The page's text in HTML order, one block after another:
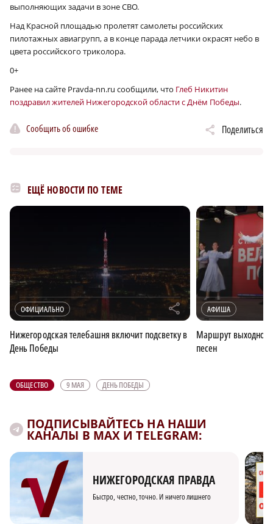
выполняющих задачи в зоне СВО.
Над Красной площадью пролетят самолеты российских
пилотажных авиагрупп, а в конце парада летчики окрасят небо в
цвета российского триколора.
0+
Ранее на сайте Pravda-nn.ru сообщили, что Глеб Никитин
поздравил жителей Нижегородской области с Днём Победы.
Сообщить об ошибке Поделиться
ЕЩЁ НОВОСТИ ПО ТЕМЕ
ОФИЦИАЛЬНО r
Нижегородская телебашня включит подсветку в
День Победы
АФИША
Маршрут выходного
песен
ОБЩЕСТВО 9 МАЯ ДЕНЬ ПОБЕДЫ
ПОДПИСЫВАЙТЕСЬ НА НАШИ
КАНАЛЫ В MAX И TELEGRAM:
НИЖЕГОРОДСКАЯ ПРАВДА
Быстро, честно, точно. И ничего лишнего